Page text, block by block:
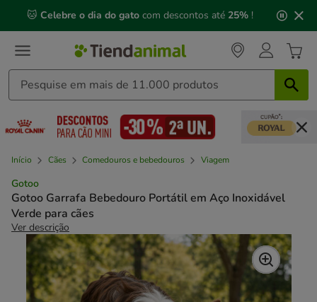
mensagem,
🐱 Celebre o dia do gato com descontos até 25% !
Início Cães Comedouros e bebedouros Viagem
Gotoo
Gotoo Garrafa Bebedouro Portátil em Aço Inoxidável
Verde para cães
Ver descrição